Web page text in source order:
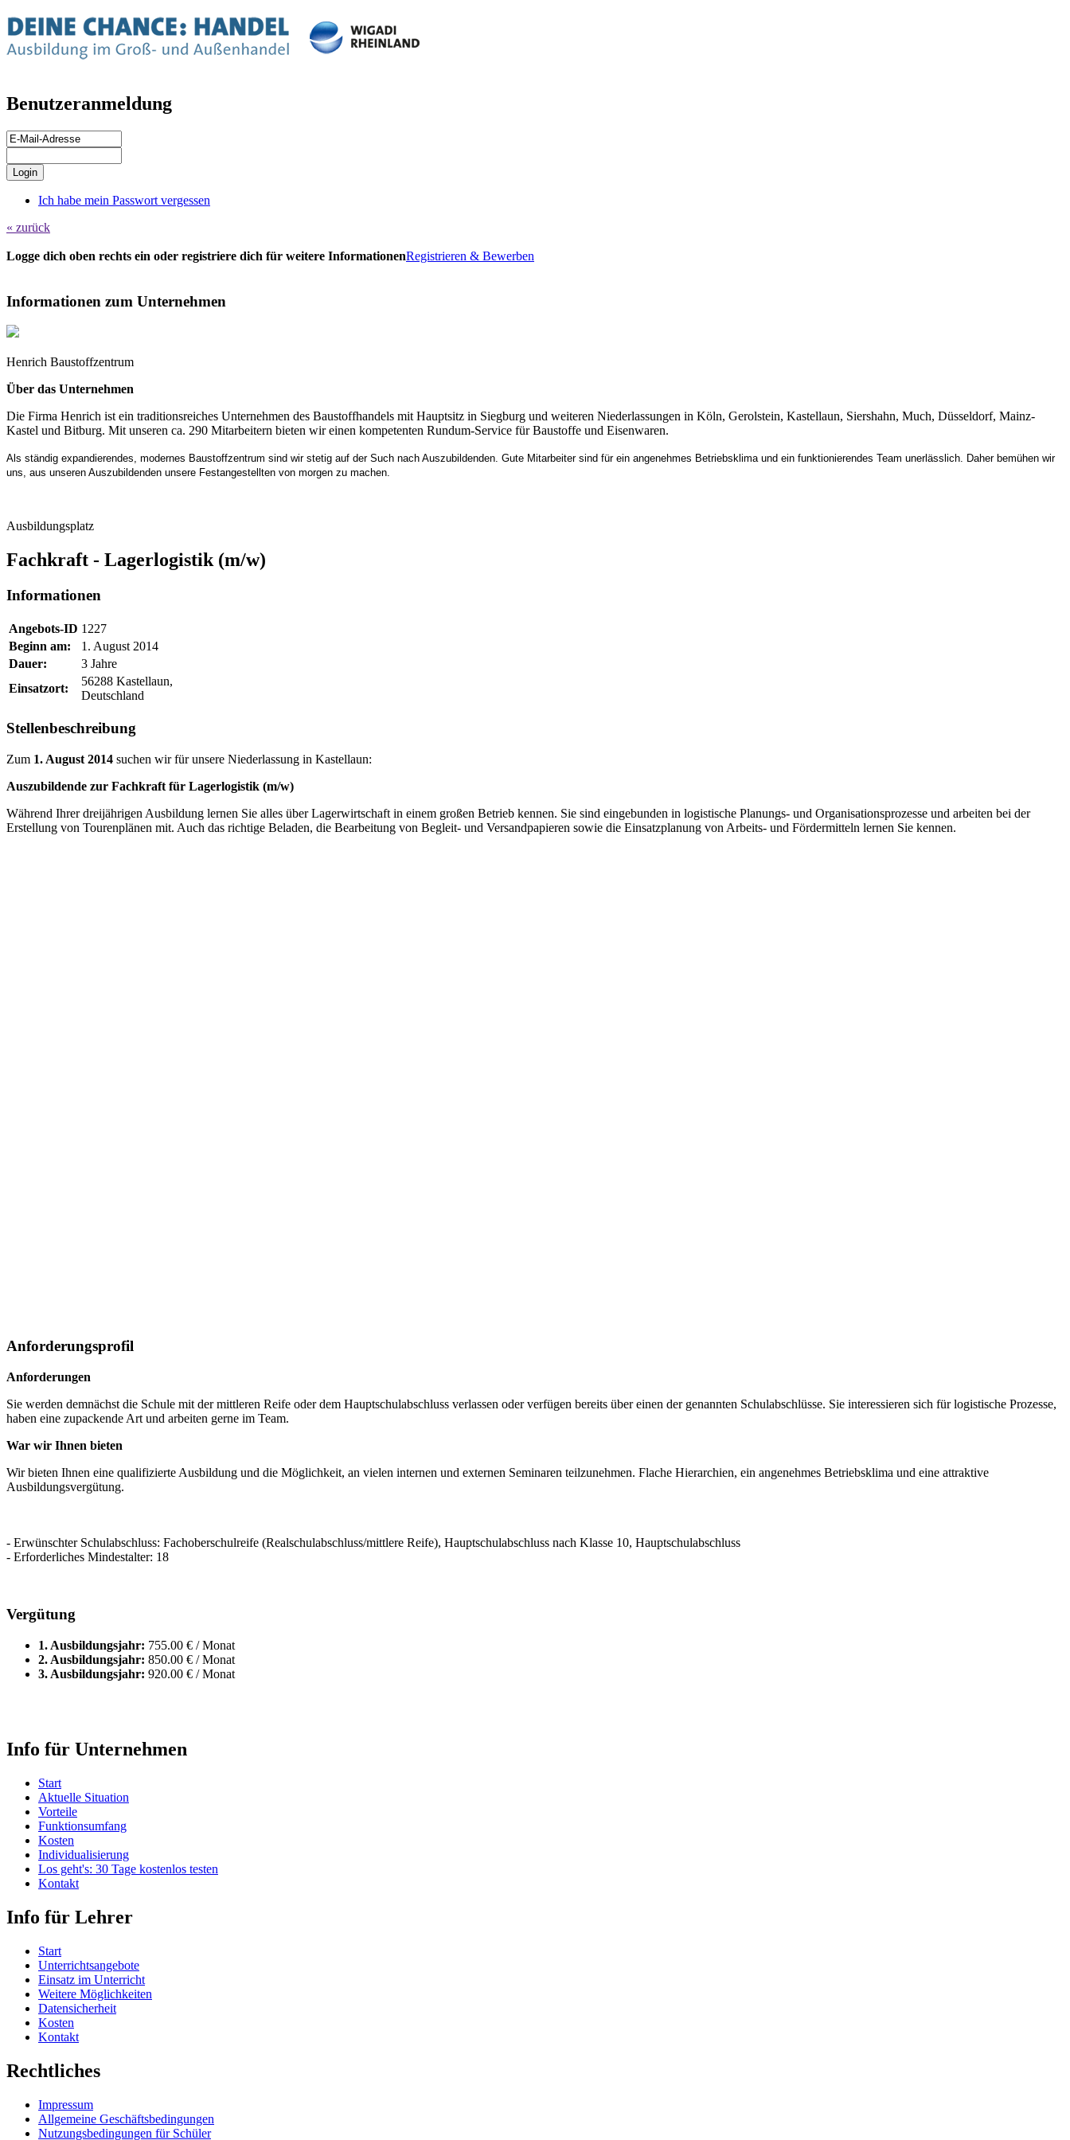
Benutzeranmeldung
Ich habe mein Passwort vergessen
« zurück
Logge dich oben rechts ein oder registriere dich für weitere InformationenRegistrieren & Bewerben
Informationen zum Unternehmen
Henrich Baustoffzentrum
Über das Unternehmen
Die Firma Henrich ist ein traditionsreiches Unternehmen des Baustoffhandels mit Hauptsitz in Siegburg und weiteren Niederlassungen in Köln, Gerolstein, Kastellaun, Siershahn, Much, Düsseldorf, Mainz-
Kastel und Bitburg. Mit unseren ca. 290 Mitarbeitern bieten wir einen kompetenten Rundum-Service für Baustoffe und Eisenwaren.
Als ständig expandierendes, modernes Baustoffzentrum sind wir stetig auf der Such nach Auszubildenden. Gute Mitarbeiter sind für ein angenehmes Betriebsklima und ein funktionierendes Team unerlässlich. Daher bemühen wir
uns, aus unseren Auszubildenden unsere Festangestellten von morgen zu machen.
Ausbildungsplatz
Fachkraft - Lagerlogistik (m/w)
Informationen
Angebots-ID 1227
Beginn am:
1. August 2014
Dauer:
3 Jahre
Einsatzort:
56288 Kastellaun,
Deutschland
Stellenbeschreibung
Zum 1. August 2014 suchen wir für unsere Niederlassung in Kastellaun:
Auszubildende zur Fachkraft für Lagerlogistik (m/w)
Während Ihrer dreijährigen Ausbildung lernen Sie alles über Lagerwirtschaft in einem großen Betrieb kennen. Sie sind eingebunden in logistische Planungs- und Organisationsprozesse und arbeiten bei der
Erstellung von Tourenplänen mit. Auch das richtige Beladen, die Bearbeitung von Begleit- und Versandpapieren sowie die Einsatzplanung von Arbeits- und Fördermitteln lernen Sie kennen.
Anforderungsprofil
Anforderungen
Sie werden demnächst die Schule mit der mittleren Reife oder dem Hauptschulabschluss verlassen oder verfügen bereits über einen der genannten Schulabschlüsse. Sie interessieren sich für logistische Prozesse,
haben eine zupackende Art und arbeiten gerne im Team.
War wir Ihnen bieten
Wir bieten Ihnen eine qualifizierte Ausbildung und die Möglichkeit, an vielen internen und externen Seminaren teilzunehmen. Flache Hierarchien, ein angenehmes Betriebsklima und eine attraktive
Ausbildungsvergütung.
- Erwünschter Schulabschluss: Fachoberschulreife (Realschulabschluss/mittlere Reife), Hauptschulabschluss nach Klasse 10, Hauptschulabschluss
- Erforderliches Mindestalter: 18
Vergütung
1. Ausbildungsjahr: 755.00 € / Monat
2. Ausbildungsjahr: 850.00 € / Monat
3. Ausbildungsjahr: 920.00 € / Monat
Info für Unternehmen
Start
Aktuelle Situation
Vorteile
Funktionsumfang
Kosten
Individualisierung
Los geht's: 30 Tage kostenlos testen
Kontakt
Info für Lehrer
Start
Unterrichtsangebote
Einsatz im Unterricht
Weitere Möglichkeiten
Datensicherheit
Kosten
Kontakt
Rechtliches
Impressum
Allgemeine Geschäftsbedingungen
Nutzungsbedingungen für Schüler